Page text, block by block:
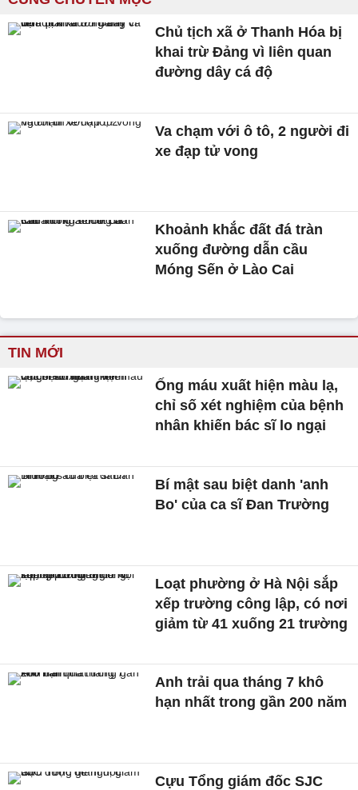
Chủ tịch xã ở Thanh Hóa bị
khai trừ Đảng vì liên quan
đường dây cá độ
Va chạm với ô tô, 2 người đi
xe đạp tử vong
Khoảnh khắc đất đá tràn
xuống đường dẫn cầu
Móng Sến ở Lào Cai
TIN MỚI
Ống máu xuất hiện màu lạ,
chỉ số xét nghiệm của bệnh
nhân khiến bác sĩ lo ngại
Bí mật sau biệt danh 'anh
Bo' của ca sĩ Đan Trường
Loạt phường ở Hà Nội sắp
xếp trường công lập, có nơi
giảm từ 41 xuống 21 trường
Anh trải qua tháng 7 khô
hạn nhất trong gần 200 năm
Cựu Tổng giám đốc SJC